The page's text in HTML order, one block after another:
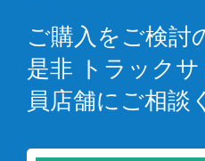
ご購入をご検討
是非 トラック
員店舗にご相談